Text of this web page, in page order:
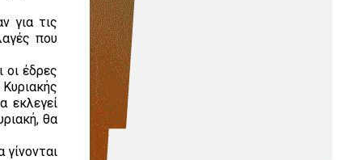
για τις
που
οι έδρες
εκλεγεί
θα